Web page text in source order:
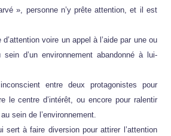
», personne n’y prête attention, et il est
voire un appel à l’aide par une ou
d’un environnement abandonné à lui-
entre deux protagonistes pour
le centre d’intérêt, ou encore pour ralentir
sein de l’environnement.
sert à faire diversion pour attirer l’attention